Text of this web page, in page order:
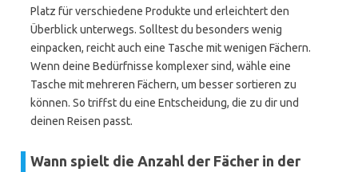
Platz für verschiedene Produkte und erleichtert den
Überblick unterwegs. Solltest du besonders wenig
einpacken, reicht auch eine Tasche mit wenigen Fächern.
Wenn deine Bedürfnisse komplexer sind, wähle eine
Tasche mit mehreren Fächern, um besser sortieren zu
können. So triffst du eine Entscheidung, die zu dir und
deinen Reisen passt.
Wann spielt die Anzahl der Fächer in der